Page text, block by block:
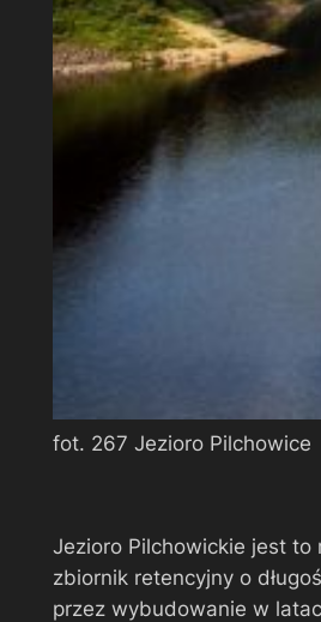
fot. 267 Jezioro Pilchowice
Jezioro Pilchowickie jest to
zbiornik retencyjny o
przez wybudowanie w